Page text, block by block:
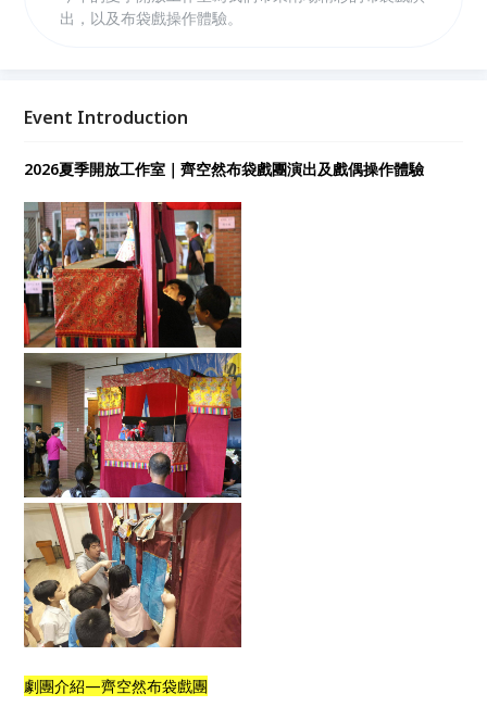
出，以及布袋戲操作體驗。
Event Introduction
2026夏季開放工作室｜齊空然布袋戲團演出及戲偶操作體驗
劇團介紹—齊空然布袋戲團